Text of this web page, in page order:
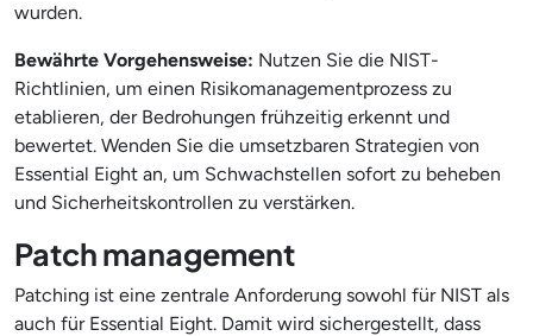
wurden.
Bewährte Vorgehensweise: Nutzen Sie die NIST-
Richtlinien, um einen Risikomanagementprozess zu
etablieren, der Bedrohungen frühzeitig erkennt und
bewertet. Wenden Sie die umsetzbaren Strategien von
Essential Eight an, um Schwachstellen sofort zu beheben
und Sicherheitskontrollen zu verstärken.
Patch management
Patching ist eine zentrale Anforderung sowohl für NIST als
auch für Essential Eight. Damit wird sichergestellt, dass